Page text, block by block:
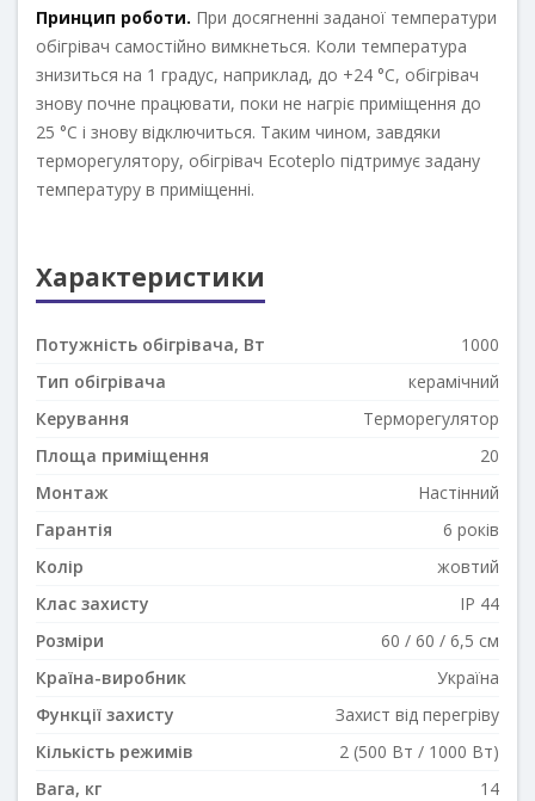
Принцип роботи. При досягненні заданої температури
обігрівач самостійно вимкнеться. Коли температура
знизиться на 1 градус, наприклад, до +24 °С, обігрівач
знову почне працювати, поки не нагріє приміщення до
25 °С і знову відключиться. Таким чином, завдяки
терморегулятору, обігрівач Ecoteplo підтримує задану
температуру в приміщенні.
Характеристики
Потужність обігрівача, Вт
1000
Тип обігрівача
керамічний
Керування
Терморегулятор
Площа приміщення
20
Монтаж
Настінний
Гарантія
6 років
Колір
жовтий
Клас захисту
IP 44
Розміри
60 / 60 / 6,5 см
Країна-виробник
Україна
Функції захисту
Захист від перегріву
Кількість режимів
2 (500 Вт / 1000 Вт)
Вага, кг
14